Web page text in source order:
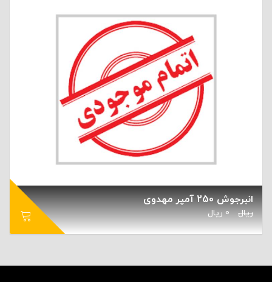
انبرجوش 250 آمپر مهدوی
ریال 0 ریال